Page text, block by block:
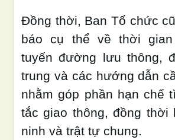
Đồng thời, Ban Tổ chức
báo cụ thể về thời gian
tuyến đường lưu thông,
trung và các hướng dẫn
nhằm góp phần hạn chế
tắc giao thông, đồng thời
ninh và trật tự chung.